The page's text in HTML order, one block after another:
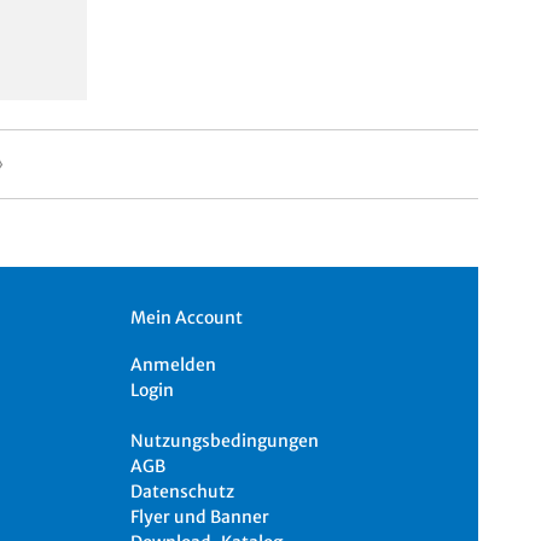
Mein Account
Anmelden
Login
Nutzungsbedingungen
AGB
Datenschutz
Flyer und Banner